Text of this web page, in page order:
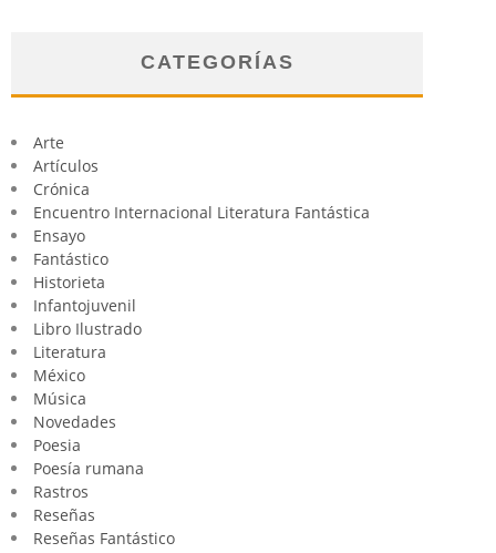
CATEGORÍAS
Arte
Artículos
Crónica
Encuentro Internacional Literatura Fantástica
Ensayo
Fantástico
Historieta
Infantojuvenil
Libro Ilustrado
Literatura
México
Música
Novedades
Poesia
Poesía rumana
Rastros
Reseñas
Reseñas Fantástico